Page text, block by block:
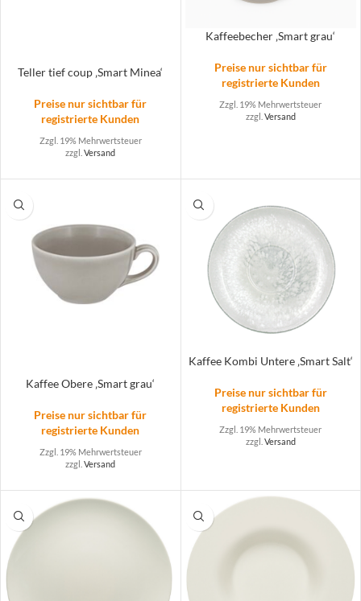
Teller tief coup ‚Smart Minea‘
Preise nur sichtbar für
registrierte Kunden
Zzgl. 19% Mehrwertsteuer
zzgl.Versand
Kaffeebecher ‚Smart grau‘
Preise nur sichtbar für
registrierte Kunden
Zzgl. 19% Mehrwertsteuer
zzgl. Versand
Kaffee Obere ‚Smart grau‘
Preise nur sichtbar für
registrierte Kunden
Zzgl. 19% Mehrwertsteuer
zzgl.Versand
Kaffee Kombi Untere ‚Smart Salt‘
Preise nur sichtbar für
registrierte Kunden
Zzgl. 19% Mehrwertsteuer
zzgl. Versand